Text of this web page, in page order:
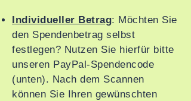
Individueller Betrag: Möchten Sie
den Spendenbetrag selbst
festlegen? Nutzen Sie hierfür bitte
unseren PayPal-Spendencode
(unten). Nach dem Scannen
können Sie Ihren gewünschten